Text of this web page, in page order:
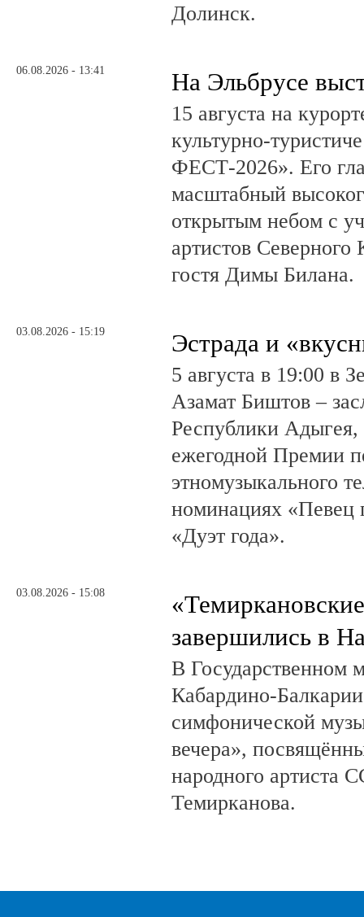
Долинск.
06.08.2026 - 13:41 На Эльбрусе
15 августа на
культурно-
ФЕСТ-2026». Его
масштабный
открытым небом с
артистов Северного
гостя Димы Билана.
03.08.2026 - 15:19 Эстрада и
5 августа в 19:00 в
Азамат Биштов –
Республики
ежегодной Премии
этномузыкального
номинациях «Певец
«Дуэт года».
03.08.2026 - 15:08
завершились в
В Государственном
Кабардино-
симфонической
вечера»,
народного артиста
Темирканова.